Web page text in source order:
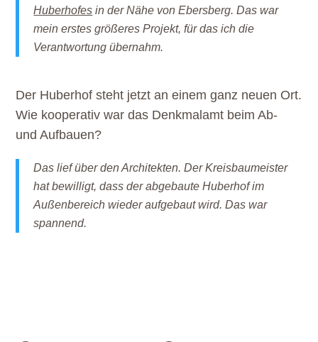
Huberhofes in der Nähe von Ebersberg. Das war
mein erstes größeres Projekt, für das ich die
Verantwortung übernahm.
Der Huberhof steht jetzt an einem ganz neuen Ort.
Wie kooperativ war das Denkmalamt beim Ab-
und Aufbauen?
Das lief über den Architekten. Der Kreisbaumeister
hat bewilligt, dass der abgebaute Huberhof im
Außenbereich wieder aufgebaut wird. Das war
spannend.